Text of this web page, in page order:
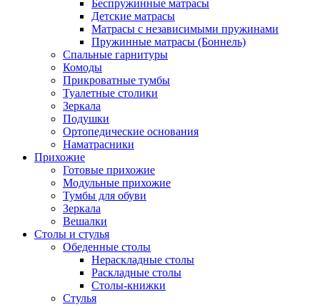
Беспружинные матрасы
Детские матрасы
Матрасы с независимыми пружинами
Пружинные матрасы (Боннель)
Спальные гарнитуры
Комоды
Прикроватные тумбы
Туалетные столики
Зеркала
Подушки
Ортопедические основания
Наматрасники
Прихожие
Готовые прихожие
Модульные прихожие
Тумбы для обуви
Зеркала
Вешалки
Столы и стулья
Обеденные столы
Нераскладные столы
Раскладные столы
Столы-книжки
Стулья